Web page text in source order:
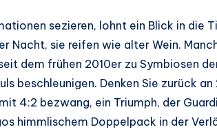
sezieren, lohnt ein Blick in die
Nacht, sie reifen wie alter Wein.
dem frühen 2010er zu Symbiosen
beschleunigen. Denken Sie zurück
4:2 bezwang, ein Triumph, der
himmlischem Doppelpack in der